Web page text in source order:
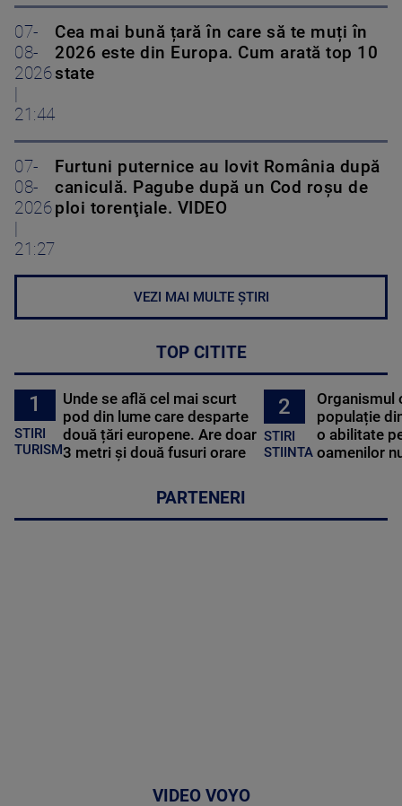
07-
08-
2026
21:44
Cea mai bună țară în care să te muți în
2026 este din Europa. Cum arată top 10
state
07-
08-
2026
21:27
Furtuni puternice au lovit România după
caniculă. Pagube după un Cod roşu de
ploi torenţiale. VIDEO
VEZI MAI MULTE ȘTIRI
TOP CITITE
1
STIRI
TURISM
Unde se află cel mai scurt
pod din lume care desparte
două țări europene. Are doar
3 metri și două fusuri orare
2
STIRI
STIINTA
Organismul
populație
o abilitate
oamenilor
PARTENERI
VIDEO VOYO